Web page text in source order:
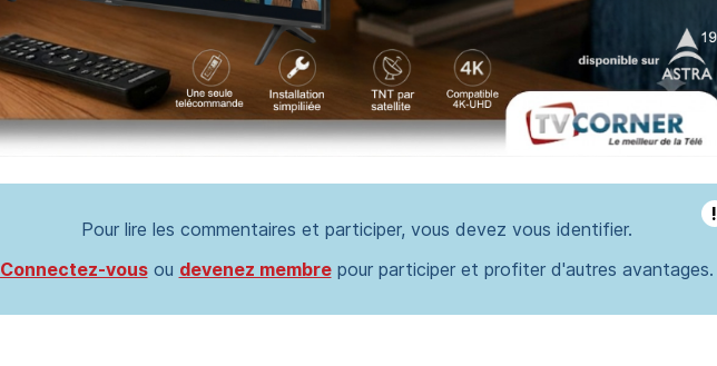
!
Pour lire les commentaires et participer, vous devez vous identifier.
Connectez-vousou devenez membrepour participer et profiter d'autres avantages.